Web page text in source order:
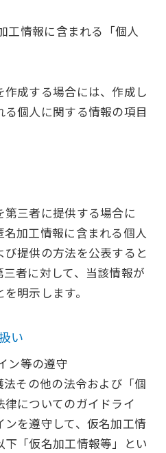
工情報に含まれる「個人
成する場合には、作成し
個人に関する情報の項目
三者に提供する場合に
加工情報に含まれる個人
提供の方法を公表すると
者に対して、当該情報が
明示します。
い
ン等の遵守
その他の法令および「個
についてのガイドライ
を遵守して、仮名加工情
「仮名加工情報等」とい